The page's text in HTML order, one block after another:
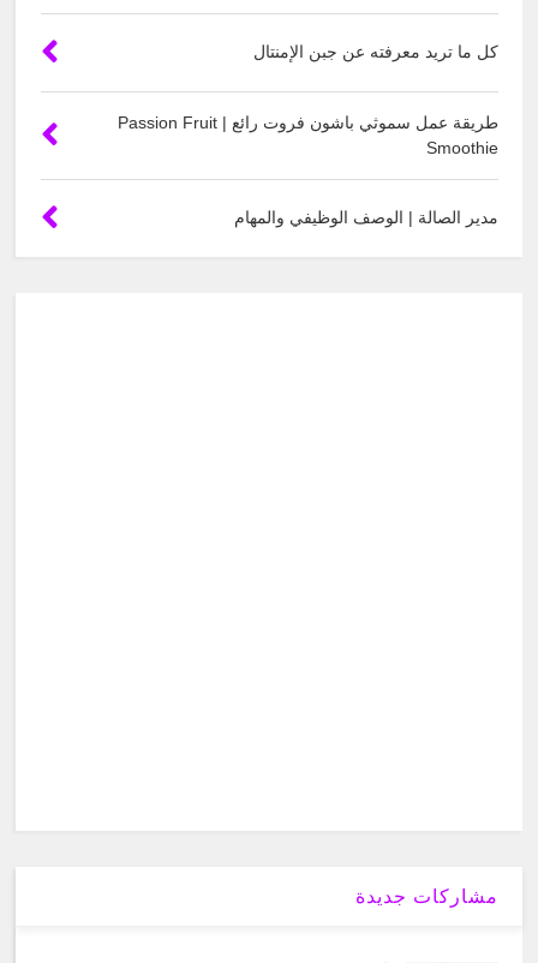
كل ما تريد معرفته عن جبن الإمنتال
طريقة عمل سموثي باشون فروت رائع | Passion Fruit
Smoothie
مدير الصالة | الوصف الوظيفي والمهام
مشاركات جديدة